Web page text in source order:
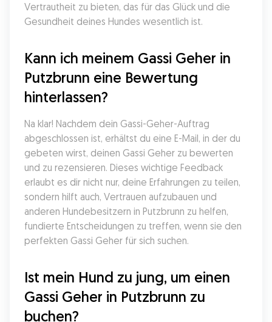
Vertrautheit zu bieten, das für das Glück und die
Gesundheit deines Hundes wesentlich ist.
Kann ich meinem Gassi Geher in
Putzbrunn eine Bewertung
hinterlassen?
Na klar! Nachdem dein Gassi-Geher-Auftrag
abgeschlossen ist, erhältst du eine E-Mail, in der du
gebeten wirst, deinen Gassi Geher zu bewerten
und zu rezensieren. Dieses wichtige Feedback
erlaubt es dir nicht nur, deine Erfahrungen zu teilen,
sondern hilft auch, Vertrauen aufzubauen und
anderen Hundebesitzern in Putzbrunn zu helfen,
fundierte Entscheidungen zu treffen, wenn sie den
perfekten Gassi Geher für sich suchen.
Ist mein Hund zu jung, um einen
Gassi Geher in Putzbrunn zu
buchen?